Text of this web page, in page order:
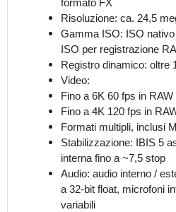
formato FX
Risoluzione: ca. 24,5
Gamma ISO: ISO
ISO per registrazione
Registro dinamico: oltre
Video:
Fino a 6K 60 fps in RAW
Fino a 4K 120 fps in
Formati multipli, inclusi
Stabilizzazione: IBIS 5
interna fino a ~7,5 stop
Audio: audio interno /
a 32-bit float, microfoni
variabili